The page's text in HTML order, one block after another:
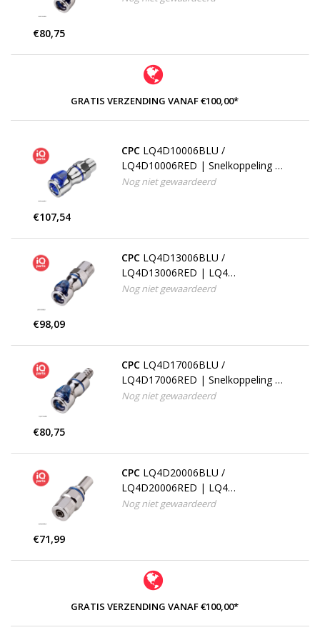
€80,75
GRATIS VERZENDING VANAF €100,00*
CPC LQ4D10006BLU /
LQ4D10006RED | Snelkoppeling |
Verchroomd messing | 3/8" NPT
Nog niet gewaardeerd
€107,54
CPC LQ4D13006BLU /
LQ4D13006RED | LQ4
Snelkoppeling | PTF Klemring 9,5
Nog niet gewaardeerd
€98,09
CPC LQ4D17006BLU /
LQ4D17006RED | Snelkoppeling |
Verchroomd messing | slangpilaar
Nog niet gewaardeerd
€80,75
CPC LQ4D20006BLU /
LQ4D20006RED | LQ4
Insteeknippel | PTF Klemring 9,5
Nog niet gewaardeerd
€71,99
GRATIS VERZENDING VANAF €100,00*